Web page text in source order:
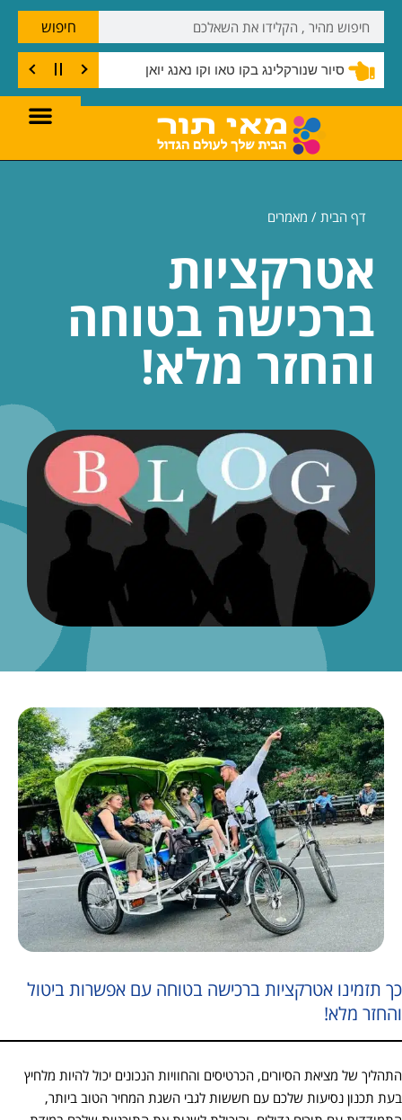
סיור שנורקלינג בקו טאו וקו נאנג יואן
חיפוש
דף הבית / מאמרים
אטרקציות
ברכישה בטוחה
והחזר מלא!
כך תזמינו אטרקציות ברכישה בטוחה עם אפשרות ביטול
והחזר מלא!
התהליך של מציאת הסיורים, הכרטיסים והחוויות הנכונים יכול להיות מלחיץ
בעת תכנון נסיעות שלכם עם חששות לגבי השגת המחיר הטוב ביותר,